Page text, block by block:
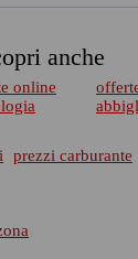
anche
online
prezzi carburante